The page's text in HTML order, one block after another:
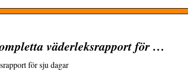
väderleksrapport för …
för sju dagar